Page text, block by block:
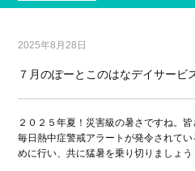
2025年8月28日
７月のぽーとこのはなデイサービ
２０２５年夏！災害級の暑さですね。
毎日熱中症警戒アラートが発令されて
めに行い、共に猛暑を乗り切りましょう